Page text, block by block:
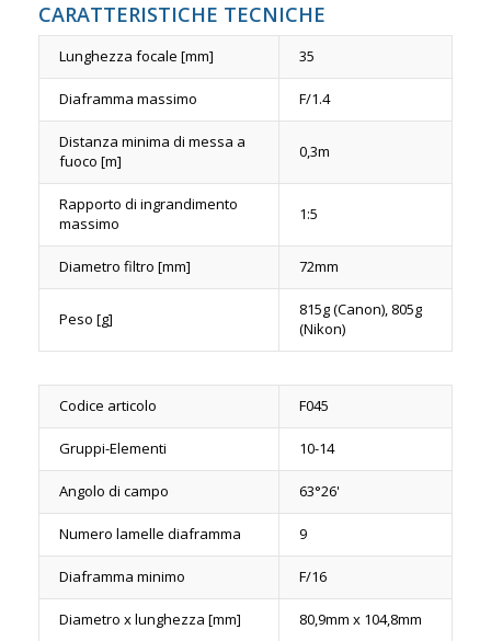
CARATTERISTICHE TECNICHE
Lunghezza focale [mm] 35
Diaframma massimo F/1.4
Distanza minima di messa a
fuoco [m]
0,3m
Rapporto di ingrandimento
massimo
1:5
Diametro filtro [mm] 72mm
Peso [g]
815g (Canon), 805g
(Nikon)
Codice articolo F045
Gruppi-Elementi 10-14
Angolo di campo 63°26'
Numero lamelle diaframma 9
Diaframma minimo F/16
Diametro x lunghezza [mm] 80,9mm x 104,8mm